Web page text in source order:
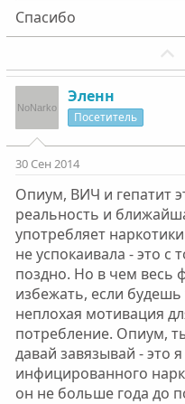
Спасибо
Эленн
Посетитель
30 Сен 2014
Опиум, ВИЧ и гепатит
реальность и
употребляет
не успокаивала - это с
поздно. Но в чем весь
избежать, если
неплохая мотивация
потребление. Опиум,
давай завязывай - это
инфицированного
он не больше года до